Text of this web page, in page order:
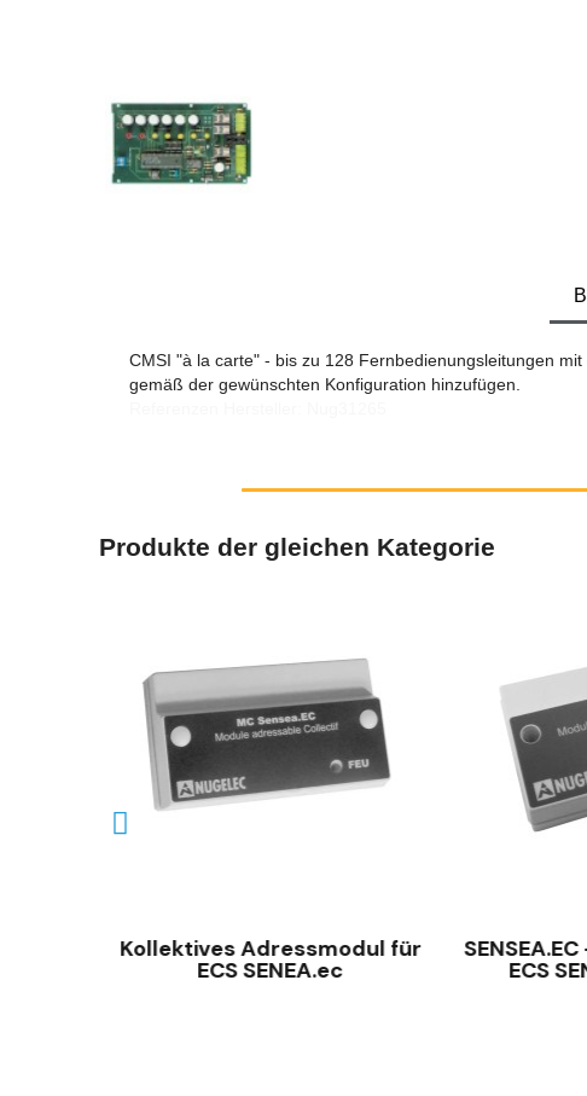
CMSI "à la carte" - bis zu 128 Fernbedienungsleitungen
gemäß der gewünschten Konfiguration hinzufügen.
Produkte der gleichen Kategorie
Kollektives Adressmodul für
ECS SENEA.ec ECS